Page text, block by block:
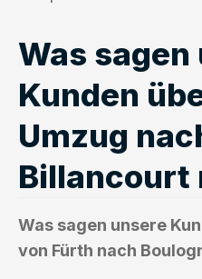
Was sagen
Kunden
Umzug
Billancourt
Was sagen unsere
von Fürth nach